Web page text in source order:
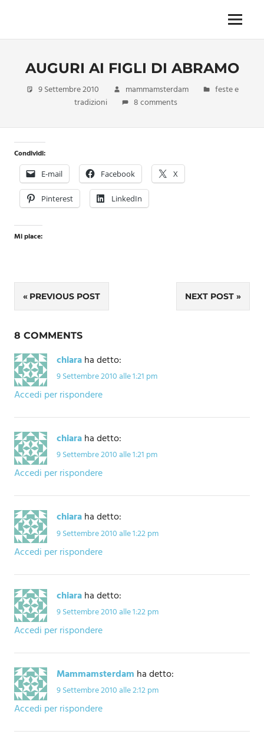
content
imprescindibile,
inevitabile
formato
monodose
nuova
confezione
migliorata
Menu
AUGURI AI FIGLI DI ABRAMO
9 Settembre 2010 mammamsterdam
feste e
tradizioni
8 comments
Condividi:
E-mail Facebook X
Pinterest LinkedIn
Mi piace:
Navigazione
articoli
PREVIOUS POST NEXT POST
8 COMMENTS
chiaraha detto:
9 Settembre 2010 alle 1:21 pm
Accedi per rispondere
chiaraha detto:
9 Settembre 2010 alle 1:21 pm
Accedi per rispondere
chiaraha detto:
9 Settembre 2010 alle 1:22 pm
Accedi per rispondere
chiaraha detto:
9 Settembre 2010 alle 1:22 pm
Accedi per rispondere
Mammamsterdam ha detto:
9 Settembre 2010 alle 2:12 pm
Accedi per rispondere